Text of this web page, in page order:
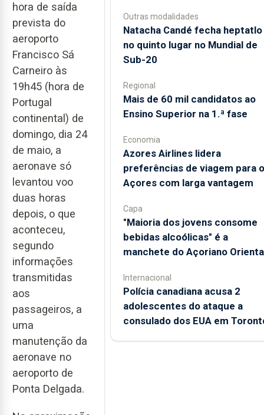
hora de saída
prevista do
aeroporto
Francisco Sá
Carneiro às
19h45 (hora de
Portugal
continental) de
domingo, dia 24
de maio, a
aeronave só
levantou voo
duas horas
depois, o que
aconteceu,
segundo
informações
transmitidas
aos
passageiros, a
uma
manutenção da
aeronave no
aeroporto de
Ponta Delgada.
Outras modalidades
Natacha Candé fecha heptatlo
no quinto lugar no Mundial de
Sub-20
Regional
Mais de 60 mil candidatos ao
Ensino Superior na 1.ª fase
Economia
Azores Airlines lidera
preferências de viagem para
Açores com larga vantagem
Capa
"Maioria dos jovens consome
bebidas alcoólicas" é a
manchete do Açoriano
Internacional
Polícia canadiana acusa 2
adolescentes do ataque a
consulado dos EUA em